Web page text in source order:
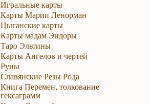
Игральные карты
Карты Марии Ленорман
Цыганские карты
Карты мадам Эндоры
Таро Эльтины
Карты Ангелов и чертей
Руны
Славянские Резы Рода
Книга Перемен, толкование
гексаграмм